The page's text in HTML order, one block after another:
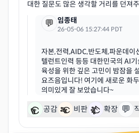
💬 임종태
26-05-06 15:27:44 PDT
자본,전력,AIDC,반도체,파운데이
텔런트인력 등등 대한민국의 AI기
육성을 위한 깊은 고민이 밤잠을
요즈음입니다! 여기에 새로운 화
공감 비판 확장 💬